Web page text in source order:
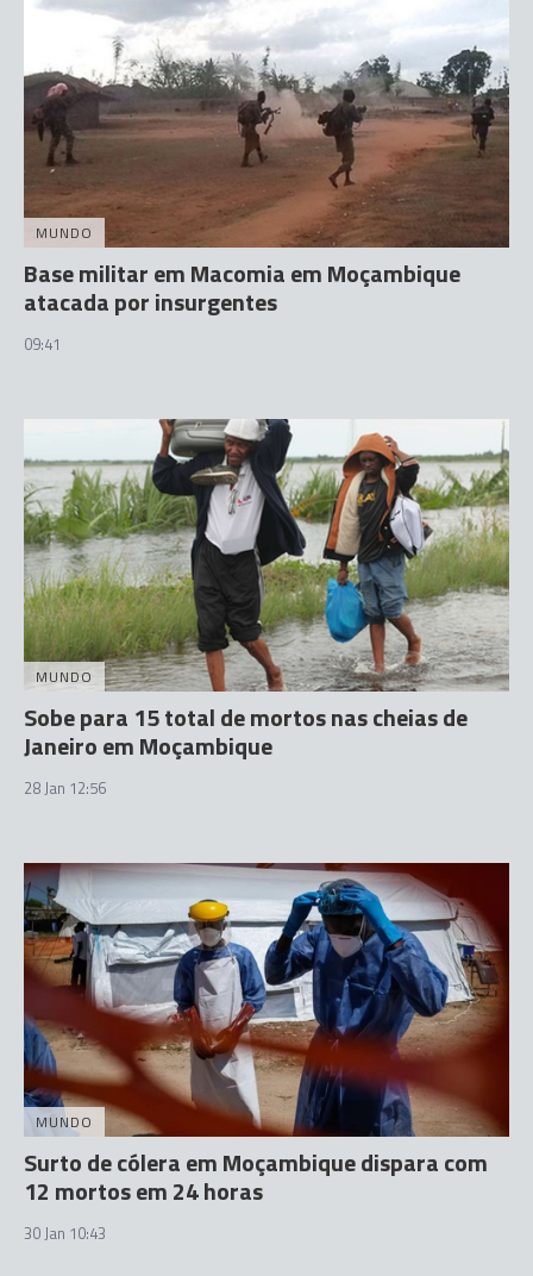
MUNDO
Base militar em Macomia em Moçambique
atacada por insurgentes
09:41
MUNDO
Sobe para 15 total de mortos nas cheias de
Janeiro em Moçambique
28 Jan 12:56
MUNDO
Surto de cólera em Moçambique dispara com
12 mortos em 24 horas
30 Jan 10:43